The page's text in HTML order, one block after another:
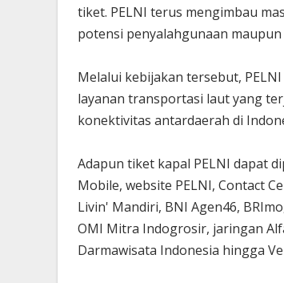
tiket. PELNI terus mengimbau
potensi penyalahgunaan
Melalui kebijakan tersebut,
layanan transportasi laut yang
konektivitas antardaerah di
Adapun tiket kapal PELNI dapat
Mobile, website PELNI, Contact
Livin' Mandiri, BNI Agen46,
OMI Mitra Indogrosir, jaringan
Darmawisata Indonesia hingga